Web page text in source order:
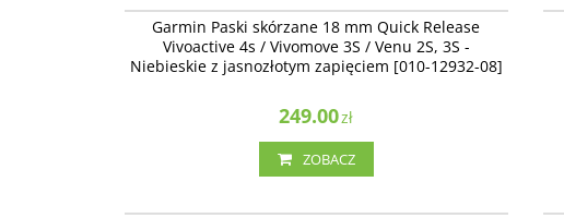
Garmin Paski skórzane 18 mm Quick Release
Vivoactive 4s / Vivomove 3S / Venu 2S, 3S -
Niebieskie z jasnozłotym zapięciem [010-12932-08]
249.00zł
ZOBACZ